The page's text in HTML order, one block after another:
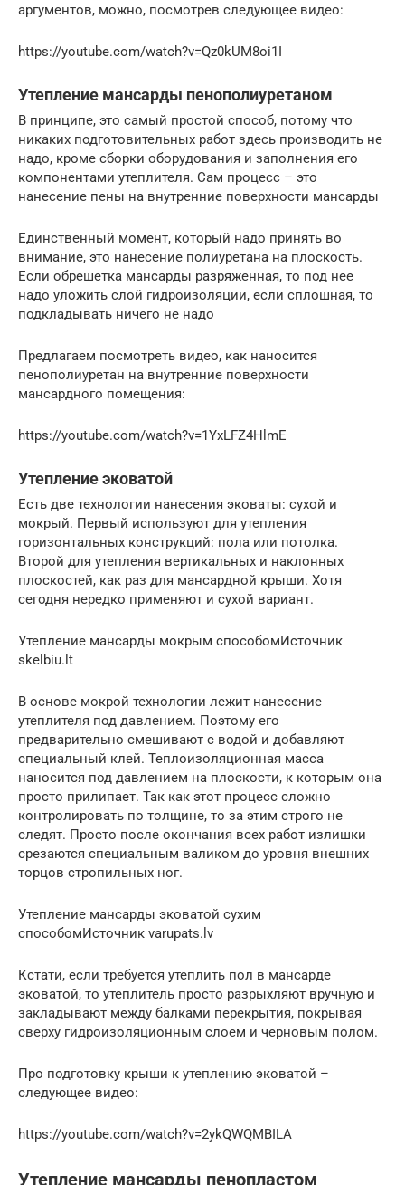
аргументов, можно, посмотрев следующее видео:
https://youtube.com/watch?v=Qz0kUM8oi1I
Утепление мансарды пенополиуретаном
В принципе, это самый простой способ, потому что
никаких подготовительных работ здесь производить не
надо, кроме сборки оборудования и заполнения его
компонентами утеплителя. Сам процесс – это
нанесение пены на внутренние поверхности мансарды
Единственный момент, который надо принять во
внимание, это нанесение полиуретана на плоскость.
Если обрешетка мансарды разряженная, то под нее
надо уложить слой гидроизоляции, если сплошная, то
подкладывать ничего не надо
Предлагаем посмотреть видео, как наносится
пенополиуретан на внутренние поверхности
мансардного помещения:
https://youtube.com/watch?v=1YxLFZ4HlmE
Утепление эковатой
Есть две технологии нанесения эковаты: сухой и
мокрый. Первый используют для утепления
горизонтальных конструкций: пола или потолка.
Второй для утепления вертикальных и наклонных
плоскостей, как раз для мансардной крыши. Хотя
сегодня нередко применяют и сухой вариант.
Утепление мансарды мокрым способомИсточник
skelbiu.lt
В основе мокрой технологии лежит нанесение
утеплителя под давлением. Поэтому его
предварительно смешивают с водой и добавляют
специальный клей. Теплоизоляционная масса
наносится под давлением на плоскости, к которым она
просто прилипает. Так как этот процесс сложно
контролировать по толщине, то за этим строго не
следят. Просто после окончания всех работ излишки
срезаются специальным валиком до уровня внешних
торцов стропильных ног.
Утепление мансарды эковатой сухим
способомИсточник varupats.lv
Кстати, если требуется утеплить пол в мансарде
эковатой, то утеплитель просто разрыхляют вручную и
закладывают между балками перекрытия, покрывая
сверху гидроизоляционным слоем и черновым полом.
Про подготовку крыши к утеплению эковатой –
следующее видео:
https://youtube.com/watch?v=2ykQWQMBILA
Утепление мансарды пенопластом